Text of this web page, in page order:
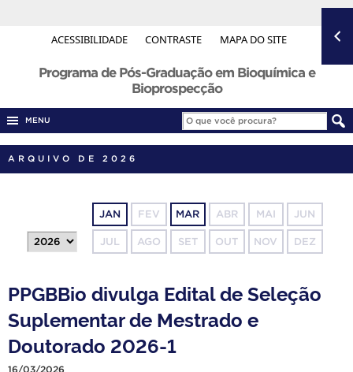
ACESSIBILIDADE CONTRASTE MAPA DO SITE
Programa de Pós-Graduação em Bioquímica e
Bioprospecção
MENU
ARQUIVO DE 2026
JAN FEV MAR ABR MAI JUN
JUL AGO SET OUT NOV DEZ
PPGBBio divulga Edital de Seleção
Suplementar de Mestrado e
Doutorado 2026-1
16/03/2026